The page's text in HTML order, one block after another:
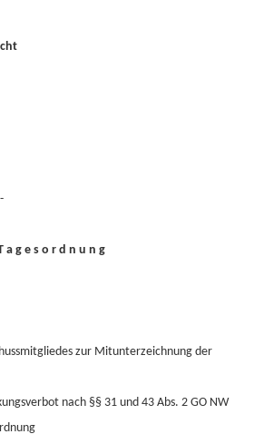
a g e s o r d n u n g
zur Mitunterzeichnung der
nach §§ 31 und 43 Abs. 2 GO NW